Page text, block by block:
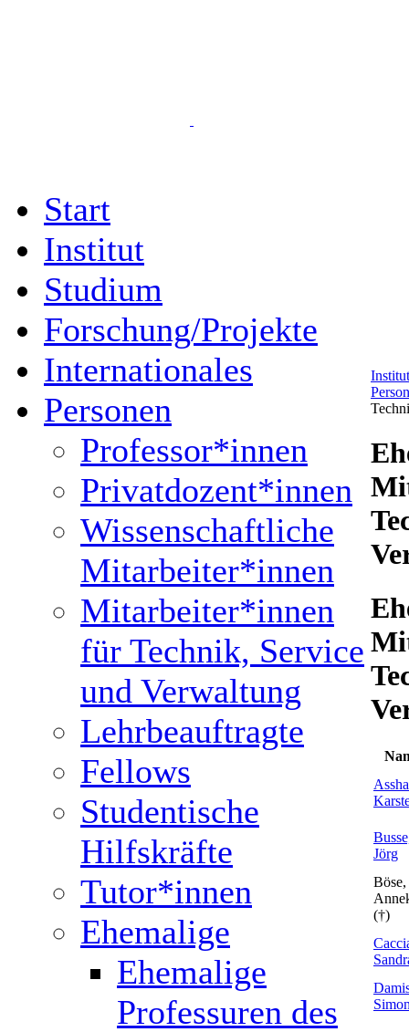
Start
Institut
Studium
Forschung/Projekte
Internationales
Personen
Professor*innen
Privatdozent*innen
Wissenschaftliche
Mitarbeiter*innen
Mitarbeiter*innen
für Technik, Service
und Verwaltung
Lehrbeauftragte
Fellows
Studentische
Hilfskräfte
Tutor*innen
Ehemalige
Ehemalige
Professuren des
Jörg
Böse,
(†)